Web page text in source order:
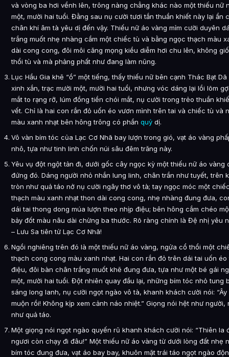
và vòng ba hơi vểnh lên, trông nàng chẳng khác nào một thiếu nữ
một, mười hai tuổi. Đằng sau nụ cười tươi tắn thuần khiết này lại ẩn
chân khí âm tà yêu dị đến vậy. Thiếu nữ áo vàng mỉm cười duyên
trắng muốt nhẹ nhàng cầm một chiếc tù và bằng ngọc thạch màu
dài cong cong, đôi môi căng mọng kiều diễm hơi chu lên, không
thổi tù và mà phảng phất như đang làm nũng.
Lục Hầu Gia khẽ “ồ” một tiếng, thấy thiếu nữ bên cạnh Thác Bạt
xinh xắn, trạc mười một, mười hai tuổi, nhưng vóc dáng lại lồi lõm
mắt to rạng rỡ, lúm đồng tiền chói mắt, nụ cười trong trẻo thuần
vết. Chỉ là hai con rắn đỏ uốn éo vươn mình trên tai và chiếc tù và
màu xanh nhạt bên hông trông có phần quỷ dị.
Vô vàn bím tóc của Lạc Cơ Nhã bay lượn trong gió, vạt áo vàng
nhô, tựa như tinh linh chốn núi sâu đêm trăng này.
Yêu vụ đột ngột tản đi, dưới gốc cây ngọc kỳ một thiếu nữ áo vàng
đứng đó. Dáng người nhỏ nhắn lung linh, chân trần như tuyết, trên
tròn như quả táo nở nụ cười ngây thơ vô tà; tay ngọc móc một
thạch màu xanh nhạt thon dài cong cong, nhẹ nhàng đung đưa,
dái tai thong dong múa lượn theo nhịp điệu; bên hông cắm chéo
bảy đốt màu nâu dài chừng ba thước. Rõ ràng chính là Đệ nhị yêu
– Lưu Sa tiên tử Lạc Cơ Nhã!
Ngồi nghiêng trên đó là một thiếu nữ áo vàng, ngửa cổ thổi một
thạch cong cong màu xanh nhạt. Hai con rắn đỏ trên dái tai uốn
điệu, đôi bàn chân trắng muốt khẽ đung đưa, tựa như một bé gái
một, mười hai tuổi. Đột nhiên quay đầu lại, những bím tóc nhỏ tung
sáng long lanh, nụ cười ngọt ngào vô tà, khanh khách cười nói:
muộn rồi! Không kịp xem cảnh náo nhiệt.” Giọng nói hệt như người,
như quả táo.
Một giọng nói ngọt ngào quyến rũ khanh khách cười nói: “Thiên la
ngươi còn chạy đi đâu!” Một thiếu nữ áo vàng từ dưới lòng đất nhẹ
bím tóc đung đưa, vạt áo bay bay, khuôn mặt trái táo ngọt ngào